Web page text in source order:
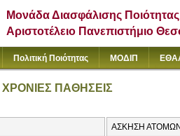
Μονάδα Διασφάλισης Ποιότητας
Αριστοτέλειο Πανεπιστήμιο
Πολιτική Ποιότητας ΜΟΔΙΠ
ΠΑΘΗΣΕΙΣ
ΑΣΚΗΣΗ ΑΤΟΜΩΝ